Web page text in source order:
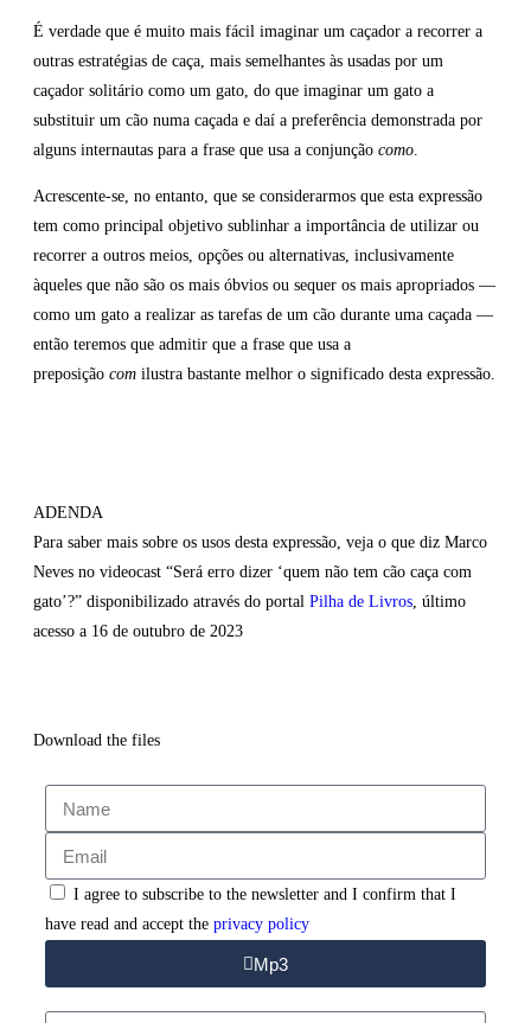
É verdade que é muito mais fácil imaginar um caçador a recorrer a
outras estratégias de caça, mais semelhantes às usadas por um
caçador solitário como um gato, do que imaginar um gato a
substituir um cão numa caçada e daí a preferência demonstrada por
alguns internautas para a frase que usa a conjunção como.
Acrescente-se, no entanto, que se considerarmos que esta expressão
tem como principal objetivo sublinhar a importância de utilizar ou
recorrer a outros meios, opções ou alternativas, inclusivamente
àqueles que não são os mais óbvios ou sequer os mais apropriados —
como um gato a realizar as tarefas de um cão durante uma caçada —
então teremos que admitir que a frase que usa a
preposição com ilustra bastante melhor o significado desta expressão.
ADENDA
Para saber mais sobre os usos desta expressão, veja o que diz Marco
Neves no videocast “Será erro dizer ‘quem não tem cão caça com
gato’?” disponibilizado através do portal Pilha de Livros, último
acesso a 16 de outubro de 2023
Download the files
I agree to subscribe to the newsletter and I confirm that I
have read and accept the privacy policy
Mp3